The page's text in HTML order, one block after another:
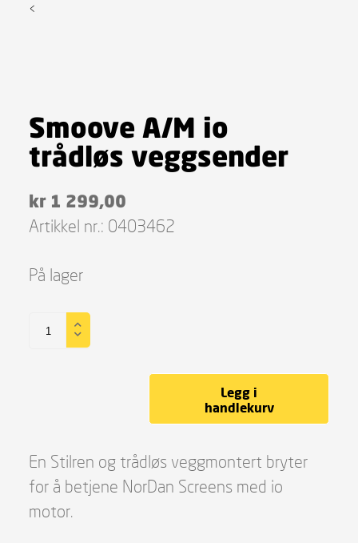
<
Smoove A/M io
trådløs veggsender
kr 1 299,00
Artikkel nr.: 0403462
På lager
Legg i
handlekurv
En Stilren og trådløs veggmontert bryter
for å betjene NorDan Screens med io
motor.